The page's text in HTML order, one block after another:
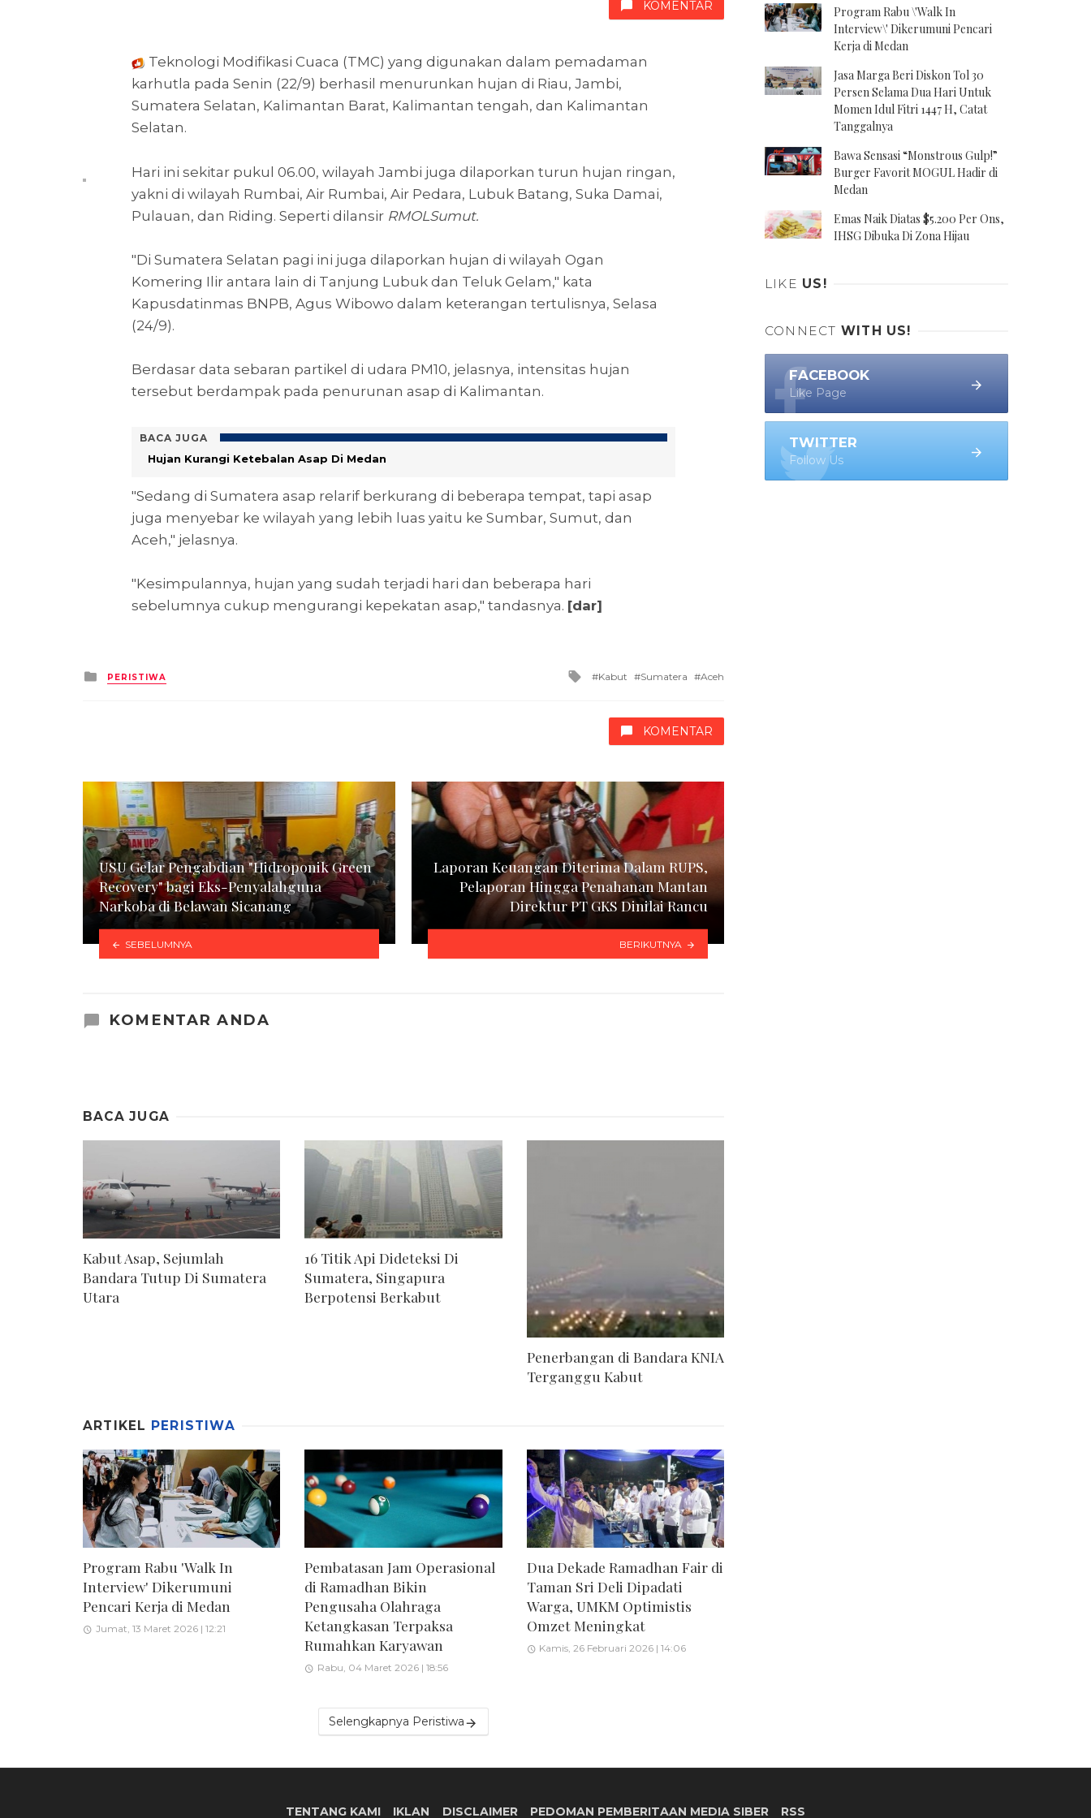
KOMENTAR
Teknologi Modifikasi Cuaca (TMC) yang digunakan dalam pemadaman
karhutla pada Senin (22/9) berhasil menurunkan hujan di Riau, Jambi,
Sumatera Selatan, Kalimantan Barat, Kalimantan tengah, dan Kalimantan
Selatan.
Hari ini sekitar pukul 06.00, wilayah Jambi juga dilaporkan turun hujan ringan,
yakni di wilayah Rumbai, Air Rumbai, Air Pedara, Lubuk Batang, Suka Damai,
Pulauan, dan Riding. Seperti dilansir RMOLSumut.
"Di Sumatera Selatan pagi ini juga dilaporkan hujan di wilayah Ogan
Komering Ilir antara lain di Tanjung Lubuk dan Teluk Gelam," kata
Kapusdatinmas BNPB, Agus Wibowo dalam keterangan tertulisnya, Selasa
(24/9).
Berdasar data sebaran partikel di udara PM10, jelasnya, intensitas hujan
tersebut berdampak pada penurunan asap di Kalimantan.
BACA JUGA
Hujan Kurangi Ketebalan Asap Di Medan
"Sedang di Sumatera asap relarif berkurang di beberapa tempat, tapi asap
juga menyebar ke wilayah yang lebih luas yaitu ke Sumbar, Sumut, dan
Aceh," jelasnya.
"Kesimpulannya, hujan yang sudah terjadi hari dan beberapa hari
sebelumnya cukup mengurangi kepekatan asap," tandasnya. [dar]
Posted
in
PERISTIWA
Tagged
Kabut Sumatera Aceh
KOMENTAR
USU Gelar Pengabdian "Hidroponik Green
Recovery" bagi Eks-Penyalahguna
Narkoba di Belawan Sicanang
SEBELUMNYA
Laporan Keuangan Diterima Dalam RUPS,
Pelaporan Hingga Penahanan Mantan
Direktur PT GKS Dinilai Rancu
BERIKUTNYA
KOMENTAR ANDA
BACA JUGA
Kabut Asap, Sejumlah
Bandara Tutup Di Sumatera
Utara
16 Titik Api Dideteksi Di
Sumatera, Singapura
Berpotensi Berkabut
Penerbangan di Bandara KNIA
Terganggu Kabut
ARTIKEL PERISTIWA
Program Rabu 'Walk In
Interview' Dikerumuni
Pencari Kerja di Medan
Jumat, 13 Maret 2026 | 12:21
Pembatasan Jam Operasional
di Ramadhan Bikin
Pengusaha Olahraga
Ketangkasan Terpaksa
Rumahkan Karyawan
Rabu, 04 Maret 2026 | 18:56
Dua Dekade Ramadhan Fair di
Taman Sri Deli Dipadati
Warga, UMKM Optimistis
Omzet Meningkat
Kamis, 26 Februari 2026 | 14:06
Selengkapnya Peristiwa
Program Rabu \'Walk In
Interview\' Dikerumuni Pencari
Kerja di Medan
Jasa Marga Beri Diskon Tol 30
Persen Selama Dua Hari Untuk
Momen Idul Fitri 1447 H, Catat
Tanggalnya
Bawa Sensasi “Monstrous Gulp!”
Burger Favorit MOGUL Hadir di
Medan
Emas Naik Diatas $5.200 Per Ons,
IHSG Dibuka Di Zona Hijau
LIKE US!
CONNECT WITH US!
FACEBOOK
Like Page
TWITTER
Follow Us
TENTANG KAMI IKLAN DISCLAIMER PEDOMAN PEMBERITAAN MEDIA SIBER RSS